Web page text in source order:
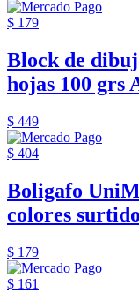
$ 179
Block de
hojas 100 grs
$ 449
$ 404
Boligafo
colores
$ 179
$ 161